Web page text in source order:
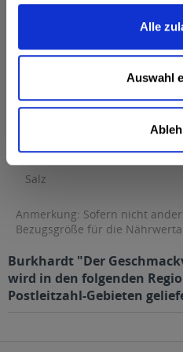
Alle
Auswahl
Fett
davon gesättigte Fettsäuren
Kohlenhydrate
Eiweiß
Salz
Anmerkung: Sofern nicht
Bezugsgröße für die
Burkhardt "Der
wird in den folgenden
Postleitzahl-Gebieten